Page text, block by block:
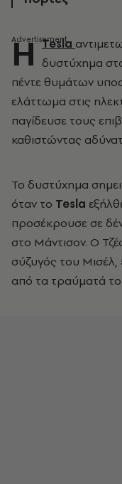
Η Tesla
δυστύχημα
πέντε θυμάτων
ελάττωμα στις
παγίδευσε τους
καθιστώντας
Το δυστύχημα
όταν το Tesla
προσέκρουσε σε
στο Μάντισον. Ο
σύζυγός του
από τα τραύματά